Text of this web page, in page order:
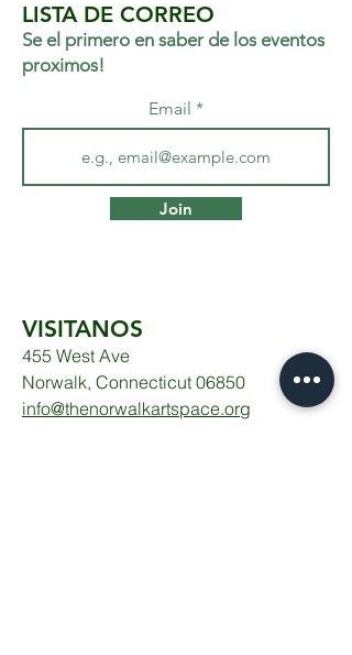
LISTA DE CORREO
Se el primero en saber de los eventos
proximos!
Email
Join
VISITANOS
455 West Ave
Norwalk, Connecticut 06850
info@thenorwalkartspace.org